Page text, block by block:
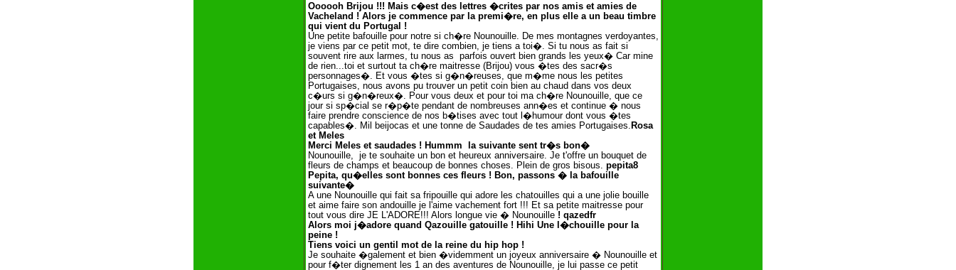
Oooooh Brijou !!! Mais c�est des lettres �crites par nos amis et amies de
Vacheland ! Alors je commence par la premi�re, en plus elle a un beau timbre
qui vient du Portugal !
Une petite bafouille pour notre si ch�re Nounouille. De mes montagnes verdoyantes,
je viens par ce petit mot, te dire combien, je tiens a toi�. Si tu nous as fait si
souvent rire aux larmes, tu nous as parfois ouvert bien grands les yeux� Car mine
de rien...toi et surtout ta ch�re maitresse (Brijou) vous �tes des sacr�s
personnages�. Et vous �tes si g�n�reuses, que m�me nous les petites
Portugaises, nous avons pu trouver un petit coin bien au chaud dans vos deux
c�urs si g�n�reux�. Pour vous deux et pour toi ma ch�re Nounouille, que ce
jour si sp�cial se r�p�te pendant de nombreuses ann�es et continue � nous
faire prendre conscience de nos b�tises avec tout l�humour dont vous �tes
capables�. Mil beijocas et une tonne de Saudades de tes amies Portugaises. Rosa
et Meles
Merci Meles et saudades ! Hummm
la suivante sent tr�s bon�
Nounouille, je te souhaite un bon et heureux anniversaire. Je t'offre un bouquet de
fleurs de champs et beaucoup de bonnes choses. Plein de gros bisous. pepita8
Pepita, qu�elles sont bonnes ces fleurs ! Bon, passons � la bafouille
suivante�
A une Nounouille qui fait sa fripouille qui adore les chatouilles qui a une jolie bouille
et aime faire son andouille je l'aime vachement fort !!! Et sa petite maitresse pour
tout vous dire JE L'ADORE!!! Alors longue vie � Nounouille ! qazedfr
Alors moi j�adore quand Qazouille gatouille ! Hihi Une l�chouille pour la
peine !
Tiens voici un gentil mot de la reine du hip hop !
Je souhaite �galement et bien �videmment un joyeux anniversaire � Nounouille et
pour f�ter dignement les 1 an des aventures de Nounouille, je lui passe ce petit